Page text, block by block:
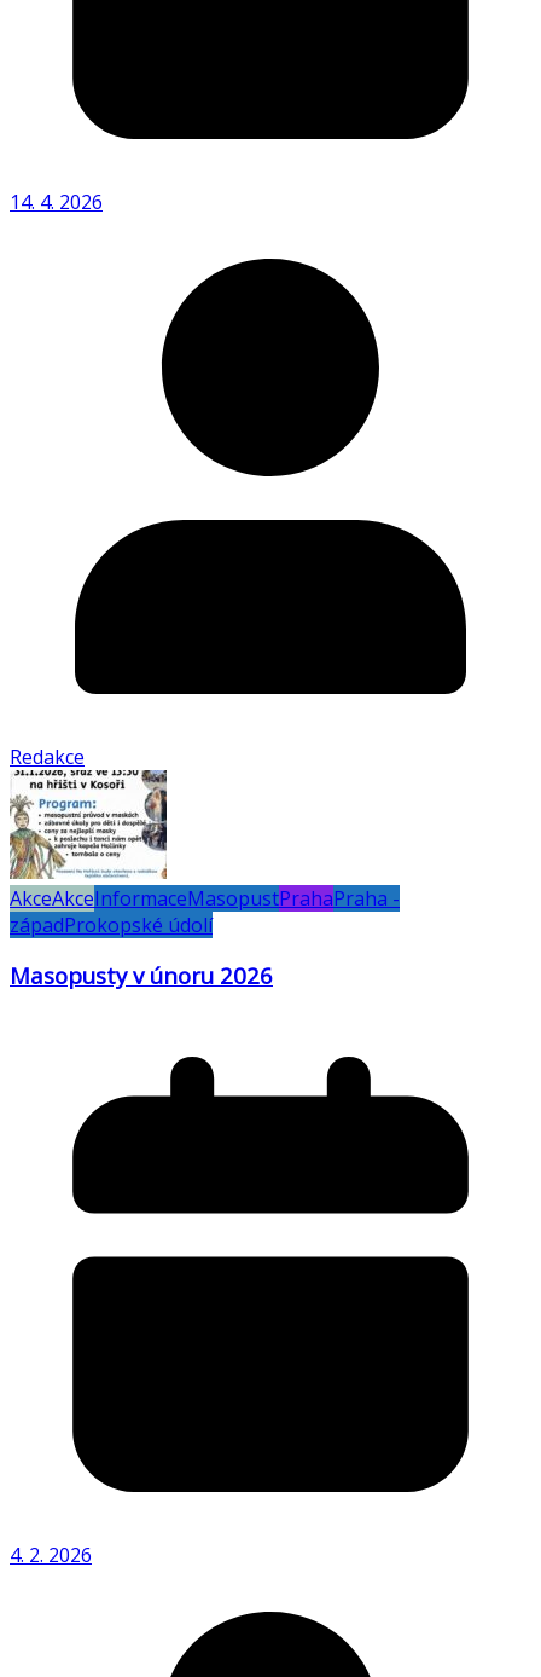
14. 4. 2026
Redakce
AkceAkceInformaceMasopustPrahaPraha -
západProkopské údolí
Masopusty v únoru 2026
4. 2. 2026